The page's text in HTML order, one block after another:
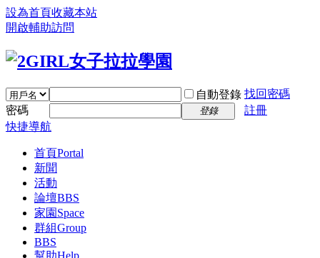
設為首頁收藏本站
開啟輔助訪問
自動登錄 找回密碼
密碼
登錄
註冊
快捷導航
首頁Portal
新聞
活動
論壇BBS
家園 Space
群組Group
BBS
幫助Help